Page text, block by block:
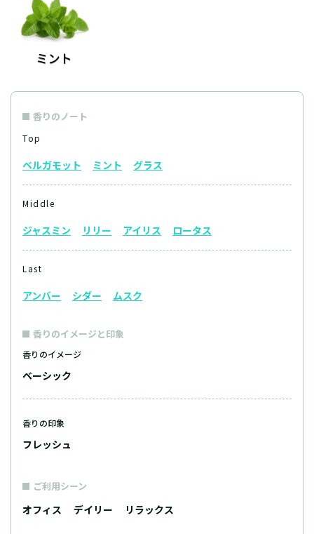
香りのノート
Top
ベルガモット ミント グラス
Middle
ジャスミン リリー アイリス ロータス
Last
アンバー シダー ムスク
香りのイメージと印象
香りのイメージ
ベーシック
香りの印象
フレッシュ
ご利用シーン
オフィス デイリー リラックス